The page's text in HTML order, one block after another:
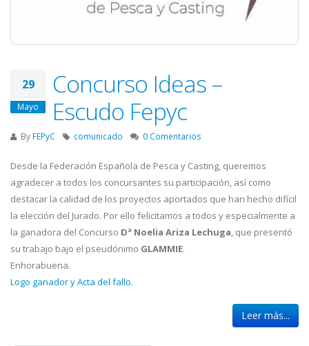
29
Mayo
Concurso Ideas –
Escudo Fepyc
By FEPyC comunicado 0 Comentarios
Desde la Federación Española de Pesca y Casting, queremos
agradecer a todos los concursantes su participación, así como
destacar la calidad de los proyectos aportados que han hecho difícil
la elección del Jurado. Por ello felicitamos a todos y especialmente a
la ganadora del Concurso Dª Noelia Ariza Lechuga, que presentó
su trabajo bajo el pseudónimo GLAMMIE.
Enhorabuena.
Logo ganador y Acta del fallo.
Leer más...